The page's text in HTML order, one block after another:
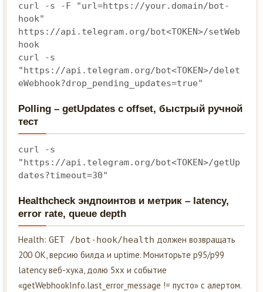
curl -s -F "url=https://your.domain/bot-
hook"
https://api.telegram.org/bot<TOKEN>/setWeb
hook
curl -s
"https://api.telegram.org/bot<TOKEN>/delet
eWebhook?drop_pending_updates=true"
Polling – getUpdates с offset, быстрый ручной
тест
curl -s
"https://api.telegram.org/bot<TOKEN>/getUp
dates?timeout=30"
Healthcheck эндпоинтов и метрик – latency,
error rate, queue depth
Health: GET /bot-hook/health должен возвращать
200 OK, версию билда и uptime. Мониторьте p95/p99
latency веб-хука, долю 5xx и событие
«getWebhookInfo.last_error_message != пусто» с алертом.